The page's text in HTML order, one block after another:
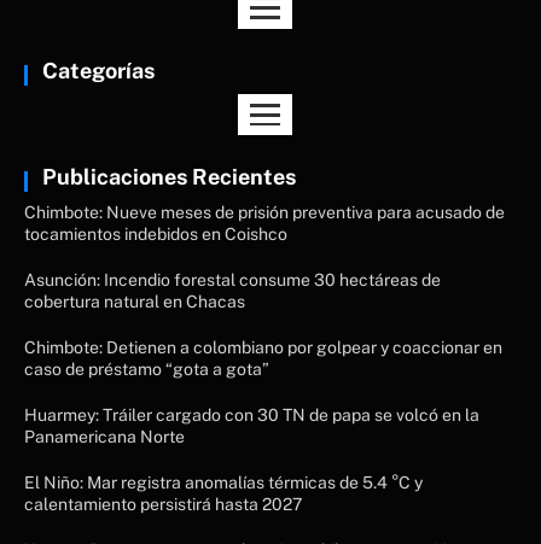
Categorías
Publicaciones Recientes
Chimbote: Nueve meses de prisión preventiva para acusado de
tocamientos indebidos en Coishco
Asunción: Incendio forestal consume 30 hectáreas de
cobertura natural en Chacas
Chimbote: Detienen a colombiano por golpear y coaccionar en
caso de préstamo “gota a gota”
Huarmey: Tráiler cargado con 30 TN de papa se volcó en la
Panamericana Norte
El Niño: Mar registra anomalías térmicas de 5.4 °C y
calentamiento persistirá hasta 2027